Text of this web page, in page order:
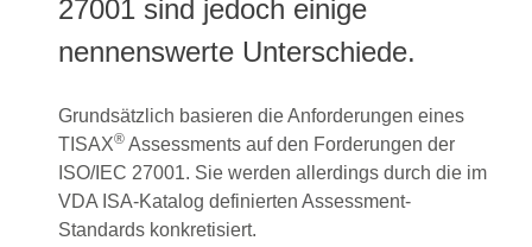
27001 sind jedoch einige
nennenswerte Unterschiede.
Grundsätzlich basieren die Anforderungen eines
TISAX® Assessments auf den Forderungen der
ISO/IEC 27001. Sie werden allerdings durch die im
VDA ISA-Katalog definierten Assessment-
Standards konkretisiert.